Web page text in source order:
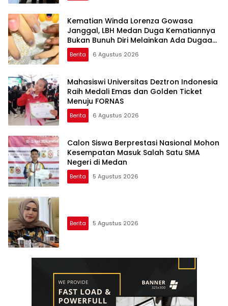
Kematian Winda Lorenza Gowasa
Janggal, LBH Medan Duga Kematiannya
Bukan Bunuh Diri Melainkan Ada Dugaan
Tundak Pidana
Berita 6 Agustus 2026
Mahasiswi Universitas Deztron Indonesia
Raih Medali Emas dan Golden Ticket
Menuju FORNAS
Berita 6 Agustus 2026
Calon Siswa Berprestasi Nasional Mohon
Kesempatan Masuk Salah Satu SMA
Negeri di Medan
Berita 5 Agustus 2026
Berita 5 Agustus 2026